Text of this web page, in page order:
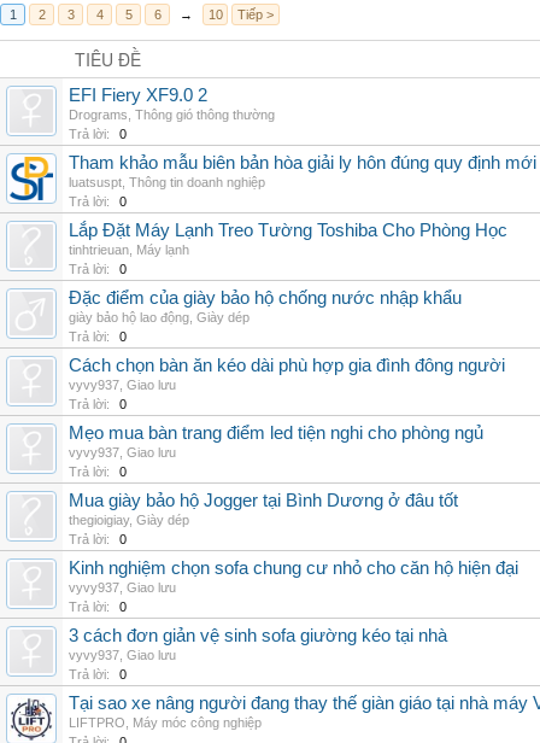
1 2 3 4 5 6 → 10 Tiếp >
TIÊU ĐỀ
EFI Fiery XF9.0 2
Drograms Thông gió thông thường
Trả lời:
0
Tham khảo mẫu biên bản hòa giải ly hôn đúng quy định mới
luatsuspt Thông tin doanh nghiệp
Trả lời:
0
Lắp Đặt Máy Lạnh Treo Tường Toshiba Cho Phòng Học
tinhtrieuan Máy lạnh
Trả lời:
0
Đặc điểm của giày bảo hộ chống nước nhập khẩu
giày bảo hộ lao động Giày dép
Trả lời:
0
Cách chọn bàn ăn kéo dài phù hợp gia đình đông người
vyvy937 Giao lưu
Trả lời:
0
Mẹo mua bàn trang điểm led tiện nghi cho phòng ngủ
vyvy937 Giao lưu
Trả lời:
0
Mua giày bảo hộ Jogger tại Bình Dương ở đâu tốt
thegioigiay, Giày dép
Trả lời:
0
Kinh nghiệm chọn sofa chung cư nhỏ cho căn hộ hiện đại
vyvy937 Giao lưu
Trả lời:
0
3 cách đơn giản vệ sinh sofa giường kéo tại nhà
vyvy937 Giao lưu
Trả lời:
0
Tại sao xe nâng người đang thay thế giàn giáo tại nhà máy
LIFTPRO
Máy móc công nghiệp